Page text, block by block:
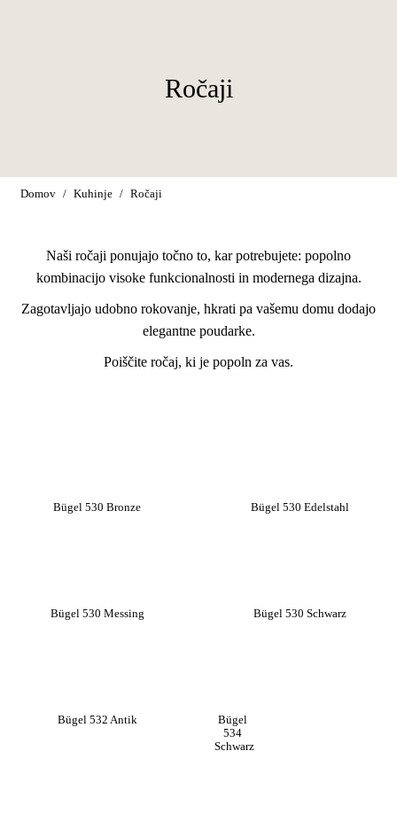
Ročaji
You are here:
Domov Kuhinje Ročaji
Naši ročaji ponujajo točno to, kar potrebujete: popolno
kombinacijo visoke funkcionalnosti in modernega dizajna.
Zagotavljajo udobno rokovanje, hkrati pa vašemu domu dodajo
elegantne poudarke.
Poiščite ročaj, ki je popoln za vas.
Bügel 530 Bronze Bügel 530 Edelstahl
Bügel 530 Messing Bügel 530 Schwarz
Bügel 532 Antik
Bügel
534
Schwarz